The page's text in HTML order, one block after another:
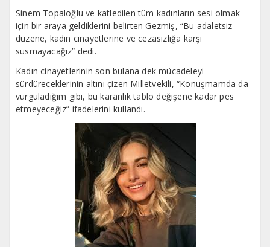
Sinem Topaloğlu ve katledilen tüm kadınların sesi olmak
için bir araya geldiklerini belirten Gezmiş, “Bu adaletsiz
düzene, kadın cinayetlerine ve cezasızlığa karşı
susmayacağız” dedi.
Kadın cinayetlerinin son bulana dek mücadeleyi
sürdüreceklerinin altını çizen Milletvekili, “Konuşmamda da
vurguladığım gibi, bu karanlık tablo değişene kadar pes
etmeyeceğiz” ifadelerini kullandı.